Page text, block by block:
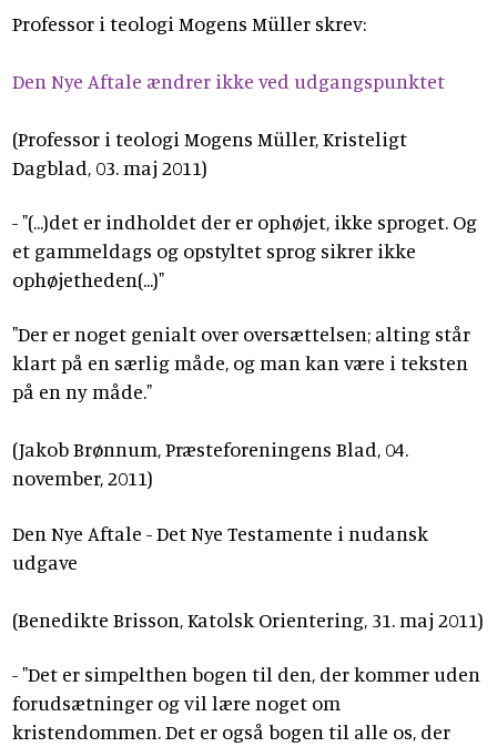
Professor i teologi Mogens Müller skrev:
Den Nye Aftale ændrer ikke ved udgangspunktet
(Professor i teologi Mogens Müller, Kristeligt
Dagblad, 03. maj 2011)
- "(...)det er indholdet der er ophøjet, ikke sproget. Og
et gammeldags og opstyltet sprog sikrer ikke
ophøjetheden(...)"
"Der er noget genialt over oversættelsen; alting står
klart på en særlig måde, og man kan være i teksten
på en ny måde."
(Jakob Brønnum, Præsteforeningens Blad, 04.
november, 2011)
Den Nye Aftale - Det Nye Testamente i nudansk
udgave
(Benedikte Brisson, Katolsk Orientering, 31. maj 2011)
- "Det er simpelthen bogen til den, der kommer uden
forudsætninger og vil lære noget om
kristendommen. Det er også bogen til alle os, der